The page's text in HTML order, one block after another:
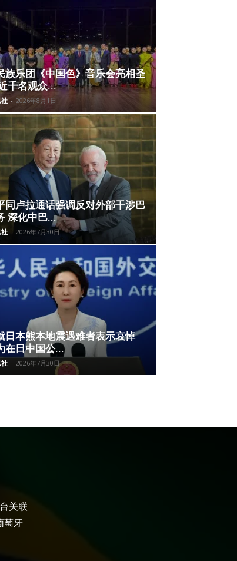
族乐团《中国色》音乐会亮相圣
千名观众...
- 2026年8月1日
同卢拉通话强调反对外部干涉巴
深化中巴...
- 2026年7月30日
日本熊本地震遇难者表示哀悼
在日中国公...
- 2026年7月30日
关联
萄牙